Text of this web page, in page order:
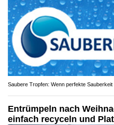
Saubere Tropfen: Wenn perfekte
Entrümpeln nach
einfach recyceln und